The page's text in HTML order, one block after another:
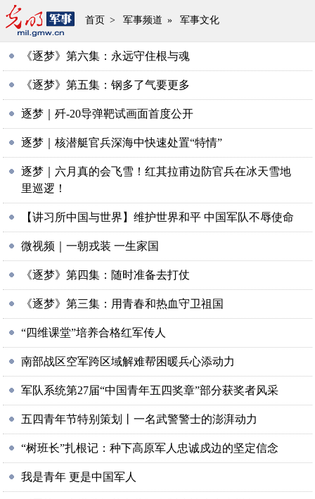
首页 > 军事频道 » 军事文化
《逐梦》第六集：永远守住根与魂
《逐梦》第五集：钢多了气要更多
逐梦｜歼-20导弹靶试画面首度公开
逐梦｜核潜艇官兵深海中快速处置“特情”
逐梦｜六月真的会飞雪！红其拉甫边防官兵在冰天雪地
里巡逻！
【讲习所中国与世界】维护世界和平 中国军队不辱使命
微视频｜一朝戎装 一生家国
《逐梦》第四集：随时准备去打仗
《逐梦》第三集：用青春和热血守卫祖国
“四维课堂”培养合格红军传人
南部战区空军跨区域解难帮困暖兵心添动力
军队系统第27届“中国青年五四奖章”部分获奖者风采
五四青年节特别策划丨一名武警警士的澎湃动力
“树班长”扎根记：种下高原军人忠诚戍边的坚定信念
我是青年 更是中国军人